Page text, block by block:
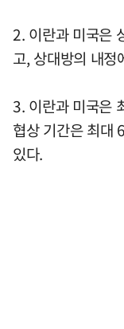
2. 이란과 미국은
고, 상대방의 내정
3. 이란과 미국은
협상 기간은 최대
있다.